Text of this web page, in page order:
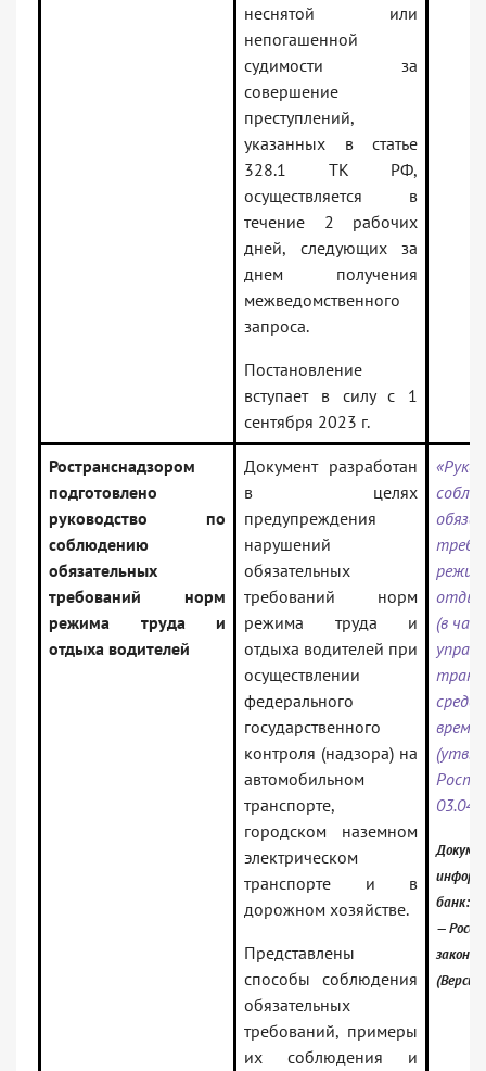
неснятой или
непогашенной
судимости за
совершение
преступлений,
указанных в статье
328.1 ТК РФ,
осуществляется в
течение 2 рабочих
дней, следующих за
днем получения
межведомственного
запроса.
Постановление
вступает в силу с 1
сентября 2023 г.
Ространснадзором
подготовлено
руководство по
соблюдению
обязательных
требований норм
режима труда и
отдыха водителей
Документ разработан
в целях
предупреждения
нарушений
обязательных
требований норм
режима труда и
отдыха водителей при
осуществлении
федерального
государственного
контроля (надзора) на
автомобильном
транспорте,
городском наземном
электрическом
транспорте и в
дорожном хозяйстве.
Представлены
способы соблюдения
обязательных
требований, примеры
их соблюдения и
(в
(утв.
банк:
—